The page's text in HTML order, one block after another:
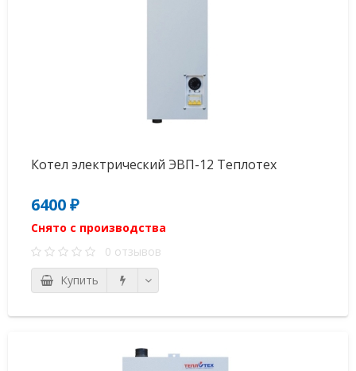
Котел электрический ЭВП-12 Теплотех
6400 ₽
Снято с производства
0 отзывов
Купить